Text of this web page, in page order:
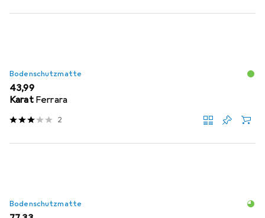
Bodenschutzmatte
EUR
43,99
Karat Ferrara
2
Bodenschutzmatte